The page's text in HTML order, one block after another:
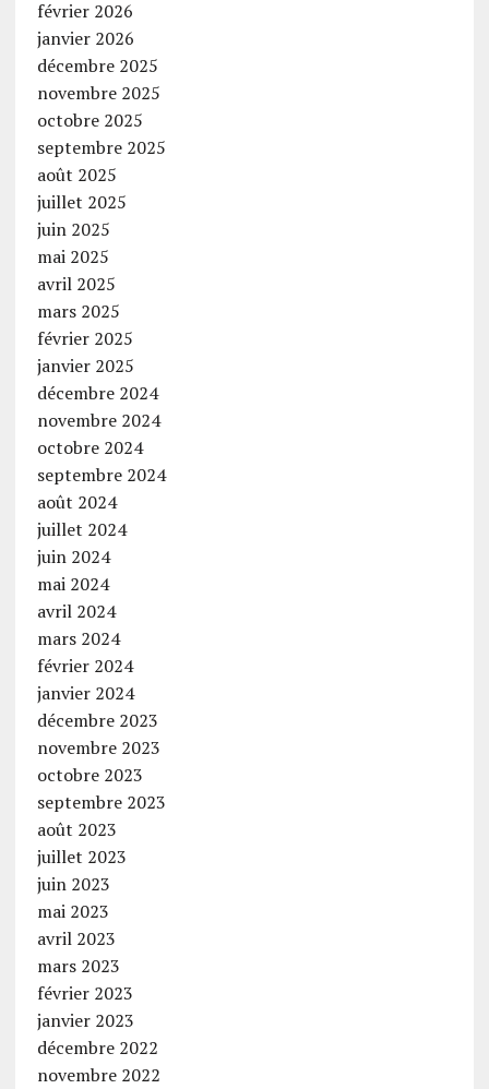
février 2026
janvier 2026
décembre 2025
novembre 2025
octobre 2025
septembre 2025
août 2025
juillet 2025
juin 2025
mai 2025
avril 2025
mars 2025
février 2025
janvier 2025
décembre 2024
novembre 2024
octobre 2024
septembre 2024
août 2024
juillet 2024
juin 2024
mai 2024
avril 2024
mars 2024
février 2024
janvier 2024
décembre 2023
novembre 2023
octobre 2023
septembre 2023
août 2023
juillet 2023
juin 2023
mai 2023
avril 2023
mars 2023
février 2023
janvier 2023
décembre 2022
novembre 2022